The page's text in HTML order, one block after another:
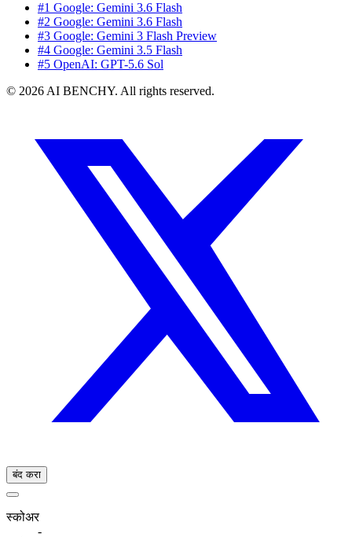
#1 Google: Gemini 3.6 Flash
#2 Google: Gemini 3.6 Flash
#3 Google: Gemini 3 Flash Preview
#4 Google: Gemini 3.5 Flash
#5 OpenAI: GPT-5.6 Sol
© 2026 AI BENCHY. All rights reserved.
बंद करा
स्कोअर
-